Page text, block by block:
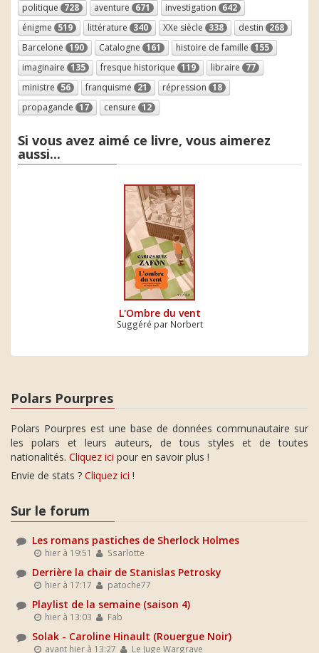
politique 728 aventure 671 investigation 642
énigme 519 littérature 340 XXe siècle 338 destin 268
Barcelone 190 Catalogne 161 histoire de famille 155
imaginaire 135 fresque historique 119 libraire 77
ministre 56 franquisme 21 répression 18
propagande 17 censure 12
Si vous avez aimé ce livre, vous aimerez
aussi...
L'Ombre du vent
Suggéré par Norbert
Polars Pourpres
Polars Pourpres est une base de données communautaire sur
les polars et leurs auteurs, de tous styles et de toutes
nationalités. Cliquez ici pour en savoir plus !
Envie de stats ? Cliquez ici !
Sur le forum
Les romans pastiches de Sherlock Holmes
hier à 19:51 Ssarlotte
Derrière la chair de Stanislas Petrosky
hier à 17:17 patoche77
Playlist de la semaine (saison 4)
hier à 13:03 Fab
Solak - Caroline Hinault (Rouergue Noir)
avant hier à 13:27 Le Juge Wargrave